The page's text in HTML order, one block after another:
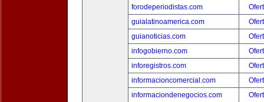
forodeperiodistas.com
guialatinoamerica.com
guianoticias.com
infogobierno.com
inforegistros.com
informacioncomercial.com
informaciondenegocios.com